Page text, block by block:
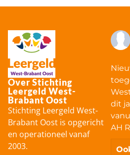
Over Stichting
Leergeld West-
Brabant Oost
Stichting Leergeld West-
Brabant Oost is opgericht
en operationeel vanaf
2003.
dit
AH